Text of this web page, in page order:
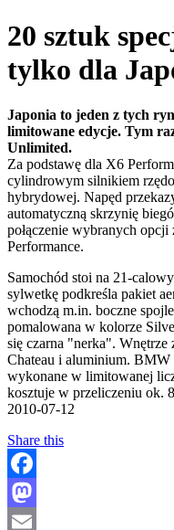
20 sztuk
tylko dla
Japonia to jeden z tych
limitowane edycje. Tym
Unlimited.
Za podstawę dla X6
cylindrowym silnikiem
hybrydowej. Napęd
automatyczną skrzynię
połączenie wybranych
Performance.
Samochód stoi na 21-
sylwetkę podkreśla pakiet
wchodzą m.in. boczne
pomalowana w kolorze
się czarna "nerka". Wnętrze
Chateau i aluminium.
wykonane w limitowanej
kosztuje w przeliczeniu ok.
2010-07-12
Share this
Facebook
Mastodon